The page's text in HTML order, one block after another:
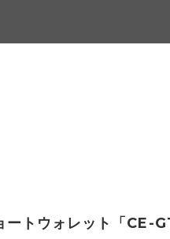
トウォレット「CE-